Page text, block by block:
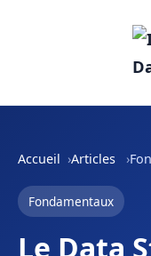
Accueil Articles
Fondamentaux
Le Data